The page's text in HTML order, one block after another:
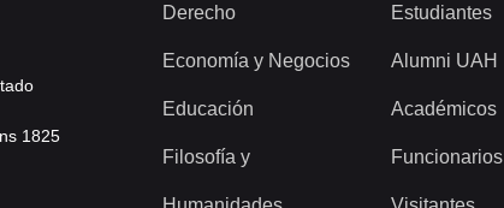
1825
Derecho
Economía y Negocios
Educación
Filosofía y
Estudiantes
Alumni UAH
Académicos
Funcionarios